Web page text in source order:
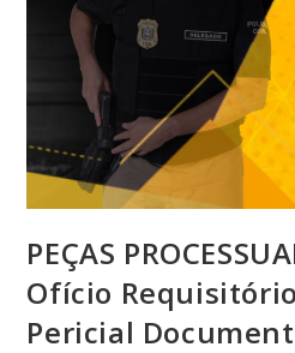
PEÇAS
Ofício
Pericial